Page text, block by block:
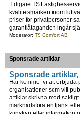
Tidigare TS
kvalitetsmärken inom
priser för privatpersoner
garantiåtaganden ingår
Moderator: TS Comfort AB
Sponsrade artiklar
Sponsrade
Här kommer vi att erbjuda
organisationer som vill
artiklar skrivna med
marknadsföra en tjänst